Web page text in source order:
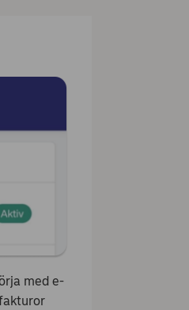
med e-